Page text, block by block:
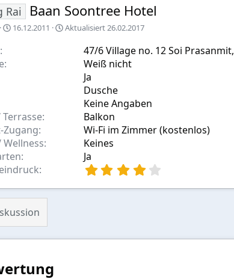
Rai Baan Soontree Hotel
A16.12.2011 Aktualisiert26.02.2017
47/6 Village no. 12 Soi
Weiß nicht
Ja
Dusche
Keine Angaben
Balkon
Wi-Fi im Zimmer (kostenlos)
Wellness
Keines
Ja
0
e